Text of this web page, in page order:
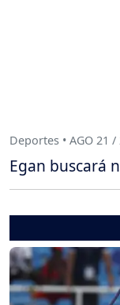
Deportes • AGO 21 /
Egan buscará